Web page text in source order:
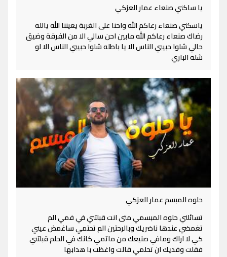
يا ساكني صنعاء عمار العزكي
ياسكني صنعاء رعاكم الله واحنا على الغربة يعيننا الله يالله
رضاك صنعاء رعاكم الله مابين احن سالي الا من الفرقة وضيق
حالي شلوا حبيبي الناس الا يا باطله شلوا حبيبي الناس الا لو
شله الباري
حلوه المبسم عمار العزكي
تسائلني حلوه المبسمي متى انت قبلتني في فمي الم
تغمضي عندها ناضريك وبالرحتين الم تحتمي ساغمض عيني
كي لا اراك ومافي صنيعك من ماتمي كانك في الحلم قبلتني
فقلت وفديك ان تحلمي قالت واغظت با هدابها